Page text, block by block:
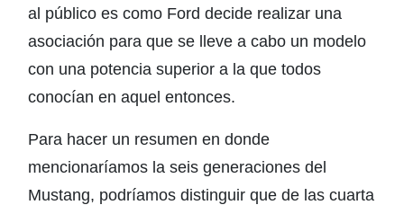
al público es como Ford decide realizar una
asociación para que se lleve a cabo un modelo
con una potencia superior a la que todos
conocían en aquel entonces.
Para hacer un resumen en donde
mencionaríamos la seis generaciones del
Mustang, podríamos distinguir que de las cuarta